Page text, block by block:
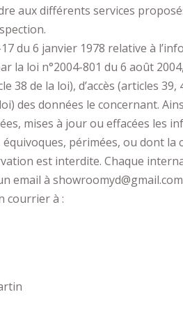
aux différents services
du 6 janvier 1978 relative à
la loi n°2004-801 du 6 août
38 de la loi), d’accès (articles 39,
des données le concernant.
mises à jour ou effacées les
périmées, ou dont la
est interdite. Chaque
email à
courrier à :